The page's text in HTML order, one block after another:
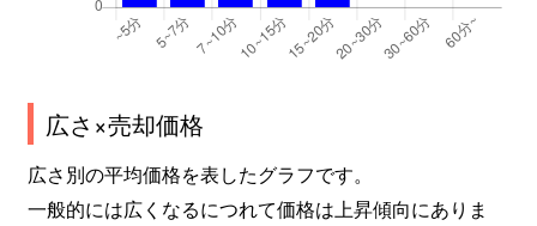
広さ×売却価格
広さ別の平均価格を表したグラフです。
一般的には広くなるにつれて価格は上昇傾向にありま